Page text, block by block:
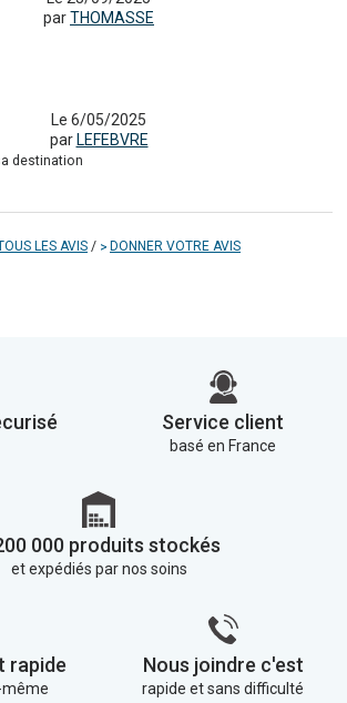
parTHOMASSE
Le 6/05/2025
par LEFEBVRE
destination
LES AVIS / DONNER VOTRE AVIS
Service client
basé en France
000 produits stockés
et expédiés par nos soins
rapide Nous joindre c'est
rapide et sans difficulté